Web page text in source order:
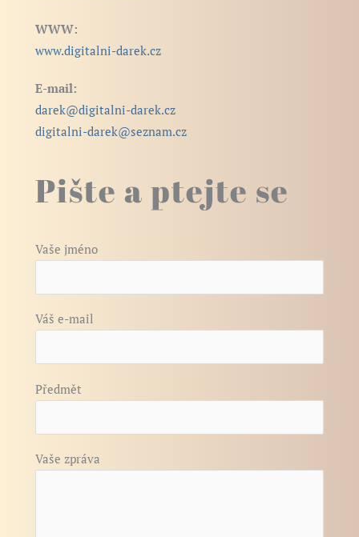
WWW:
www.digitalni-darek.cz
E-mail:
darek@digitalni-darek.cz
digitalni-darek@seznam.cz
Pište a ptejte se
Vaše jméno
Váš e-mail
Předmět
Vaše zpráva